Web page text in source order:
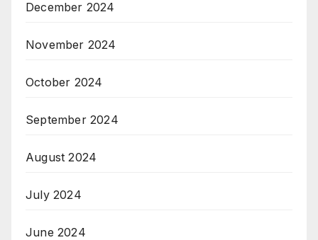
December 2024
November 2024
October 2024
September 2024
August 2024
July 2024
June 2024